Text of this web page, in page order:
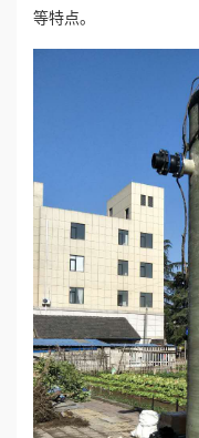
质
我
们
等特点。